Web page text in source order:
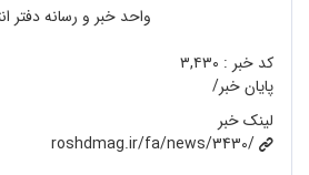
واحد خبر و رسانه دفتر
کد خبر : ۳,۴۳۰
پایان خبر/
لینک خبر
roshdmag.ir/fa/news/3430/